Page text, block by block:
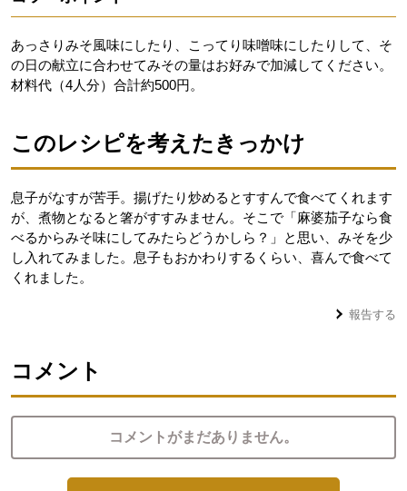
あっさりみそ風味にしたり、こってり味噌味にしたりして、そ
の日の献立に合わせてみその量はお好みで加減してください。
材料代（4人分）合計約500円。
このレシピを考えたきっかけ
息子がなすが苦手。揚げたり炒めるとすすんで食べてくれます
が、煮物となると箸がすすみません。そこで「麻婆茄子なら食
べるからみそ味にしてみたらどうかしら？」と思い、みそを少
し入れてみました。息子もおかわりするくらい、喜んで食べて
くれました。
報告する
コメント
コメントがまだありません。